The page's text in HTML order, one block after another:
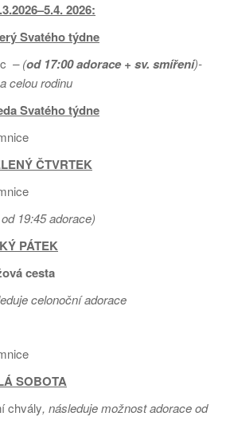
2026:
Svatého týdne
–(od 17:00 adorace + sv. smíření)-
celou rodinu
Svatého týdne
ČTVRTEK
19:45 adorace)
PÁTEK
cesta
celonoční adorace
SOBOTA
chvály, následuje možnost adorace od